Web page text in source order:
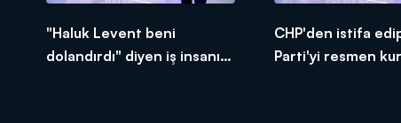
"Haluk Levent beni
dolandırdı" diyen iş insanı
CHP'den istifa
Parti'yi resmen